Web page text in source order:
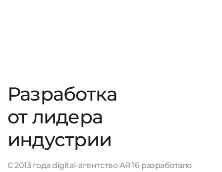
Разработка
от лидера
индустрии
С 2013 года digital-агентство ART6 разработало